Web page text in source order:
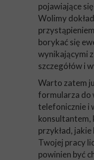
pojawiające
Wolimy
borykać się
wynikającymi
szczegółów i
Warto zatem
formularza do
telefonicznie i
konsultantem,
przykład,
Twojej pracy
powinien być